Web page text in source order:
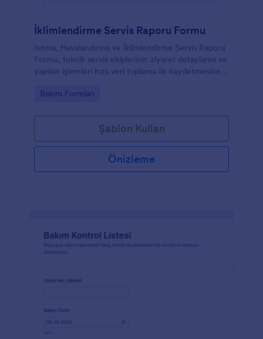
İklimlendirme Servis Raporu Formu
Isıtma, Havalandırma ve İklimlendirme Servis Raporu
Formu, teknik servis ekiplerinin ziyaret detaylarını ve
yapılan işlemleri hızlı veri toplama ile kaydetmesine
Go to Category:
Bakım Formları
Şablon Kullan
Önizleme